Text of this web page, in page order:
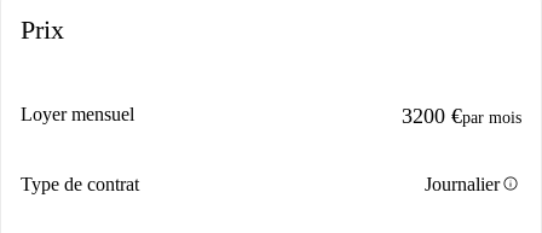
Prix
Loyer mensuel 3200 €par mois
Type de contrat Journalierinfo